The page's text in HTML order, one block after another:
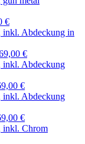
€
€
€
€